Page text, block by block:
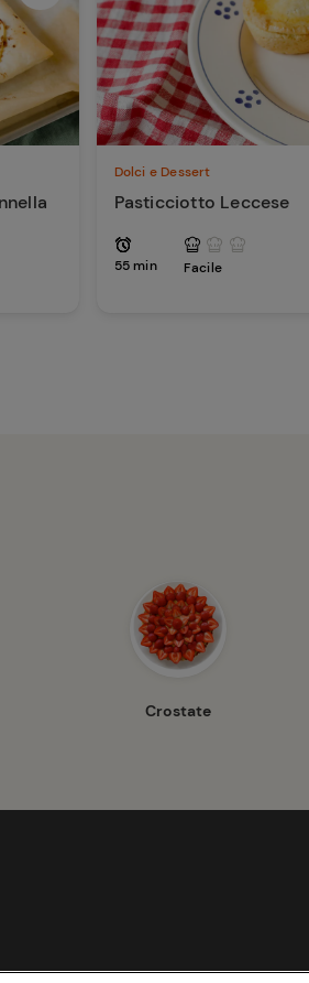
Dolci e Dessert
Pasticciotto Leccese
55 min Facile
Crostate